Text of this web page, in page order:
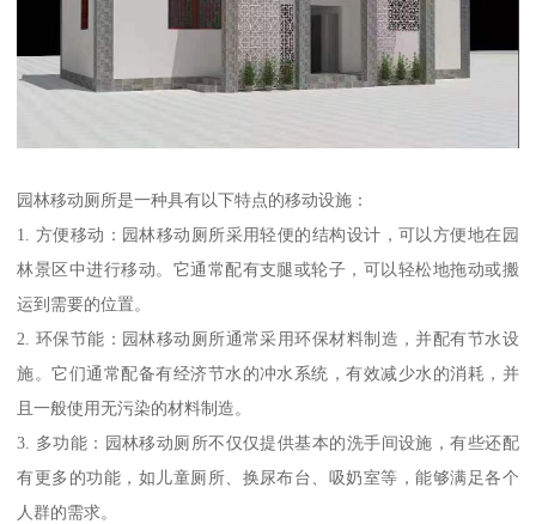
园林移动厕所是一种具有以下特点的移动设施：
1. 方便移动：园林移动厕所采用轻便的结构设计，可以方便地在园
林景区中进行移动。它通常配有支腿或轮子，可以轻松地拖动或搬
运到需要的位置。
2. 环保节能：园林移动厕所通常采用环保材料制造，并配有节水设
施。它们通常配备有经济节水的冲水系统，有效减少水的消耗，并
且一般使用无污染的材料制造。
3. 多功能：园林移动厕所不仅仅提供基本的洗手间设施，有些还配
有更多的功能，如儿童厕所、换尿布台、吸奶室等，能够满足各个
人群的需求。